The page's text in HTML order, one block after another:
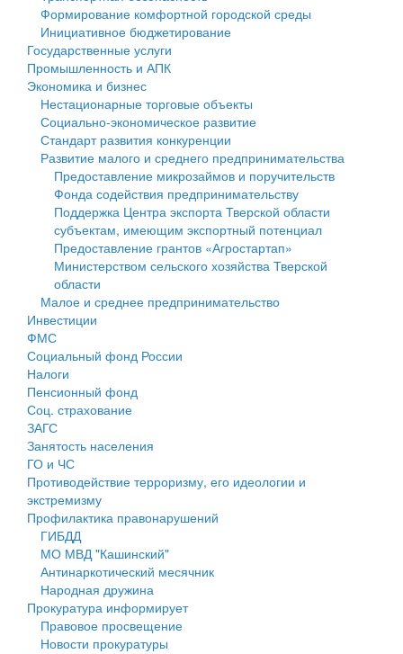
Государственные услуги
Промышленность и АПК
Экономика и бизнес
Символика
Устав
Гостям округа
Туризм
Культура
Образование
Здравоохранение
Социальная защита
Фотоальбом
муниципального округа Тверской области
Администрация Кашинского муниципального округа
Тверской области
Управление сельскими территориями
Открытые данные
Работа с обращениями граждан
Муниципальный контроль
Муниципальные услуги
Проекты административных регламентов
Антимонопольный комплаенс
Противодействие коррупции
Финансовое управление
Бюджет для граждан
Имущество
Выявление правообладателей ранее учтенных
объектов недвижимости
Имущественная поддержка субъектов малого и
среднего предпринимательства
Информационная поддержка субъектов малого и
среднего предпринимательства
Муниципальные программы
Контрольно-счетная палата
Персональные данные
Оценка регулирующего воздействия
Деятельность МУ
Нормативы градостроительного проектирования
Правила землепользования и застройки
Генеральные планы
Проекты планировки территории
Формирование комфортной городской среды
Инициативное бюджетирование
Государственные услуги
Промышленность и АПК
Экономика и бизнес
Нестационарные торговые объекты
Социально-экономическое развитие
Стандарт развития конкуренции
Развитие малого и среднего предпринимательства
Предоставление микрозаймов и поручительств
Фонда содействия предпринимательству
Поддержка Центра экспорта Тверской области
субъектам, имеющим экспортный потенциал
Предоставление грантов «Агростартап»
Министерством сельского хозяйства Тверской
области
Малое и среднее предпринимательство
Инвестиции
ФМС
Социальный фонд России
Налоги
Пенсионный фонд
Соц. страхование
ЗАГС
Занятость населения
ГО и ЧС
Противодействие терроризму, его идеологии и
экстремизму
Профилактика правонарушений
ГИБДД
МО МВД "Кашинский"
Антинаркотический месячник
Народная дружина
Прокуратура информирует
Правовое просвещение
Новости прокуратуры